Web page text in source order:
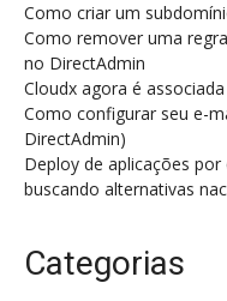
Como criar um
Como remover uma
no DirectAdmin
Cloudx agora é
Como configurar seu e-
DirectAdmin)
Deploy de aplicações
buscando alternativas
Categorias